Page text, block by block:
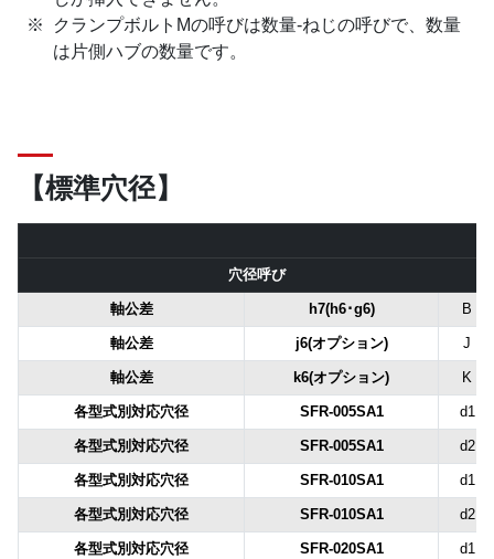
クランプボルトMの呼びは数量-ねじの呼びで、数量
は片側ハブの数量です。
【標準穴径】
穴径呼び
軸公差 h7(h6･g6) B
軸公差 j6(オプション) J
軸公差 k6(オプション) K
各型式別対応穴径 SFR-005SA1 d1
各型式別対応穴径 SFR-005SA1 d2
各型式別対応穴径 SFR-010SA1 d1
各型式別対応穴径 SFR-010SA1 d2
各型式別対応穴径 SFR-020SA1 d1